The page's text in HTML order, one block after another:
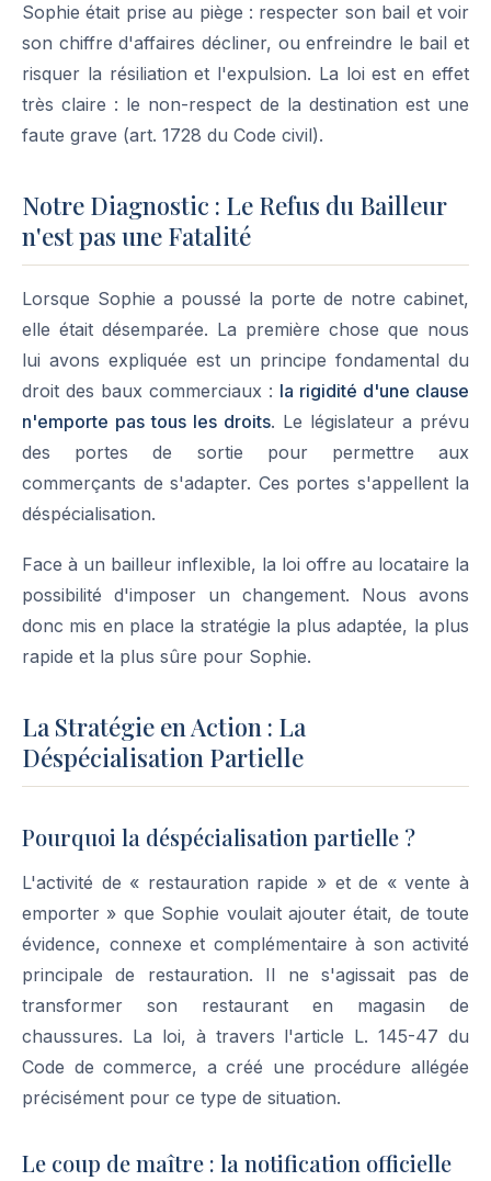
Sophie était prise au piège : respecter son bail et voir
son chiffre d'affaires décliner, ou enfreindre le bail et
risquer la résiliation et l'expulsion. La loi est en effet
très claire : le non-respect de la destination est une
faute grave (art. 1728 du Code civil).
Notre Diagnostic : Le Refus du Bailleur
n'est pas une Fatalité
Lorsque Sophie a poussé la porte de notre cabinet,
elle était désemparée. La première chose que nous
lui avons expliquée est un principe fondamental du
droit des baux commerciaux : la rigidité d'une clause
n'emporte pas tous les droits. Le législateur a prévu
des portes de sortie pour permettre aux
commerçants de s'adapter. Ces portes s'appellent la
déspécialisation.
Face à un bailleur inflexible, la loi offre au locataire la
possibilité d'imposer un changement. Nous avons
donc mis en place la stratégie la plus adaptée, la plus
rapide et la plus sûre pour Sophie.
La Stratégie en Action : La
Déspécialisation Partielle
Pourquoi la déspécialisation partielle ?
L'activité de « restauration rapide » et de « vente à
emporter » que Sophie voulait ajouter était, de toute
évidence, connexe et complémentaire à son activité
principale de restauration. Il ne s'agissait pas de
transformer son restaurant en magasin de
chaussures. La loi, à travers l'article L. 145-47 du
Code de commerce, a créé une procédure allégée
précisément pour ce type de situation.
Le coup de maître : la notification officielle